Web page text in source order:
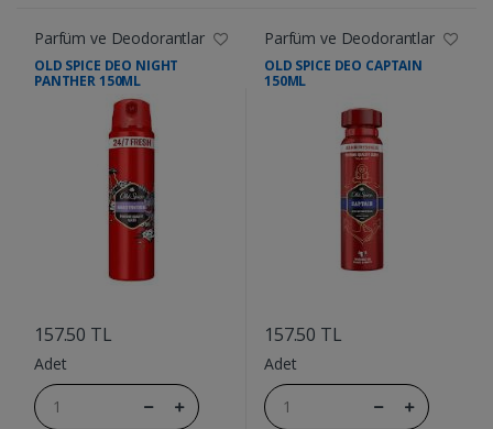
Parfüm ve Deodorantlar
OLD SPICE DEO NIGHT
PANTHER 150ML
157.50 TL
Adet
Parfüm ve Deodorantlar
OLD SPICE DEO CAPTAIN
150ML
157.50 TL
Adet